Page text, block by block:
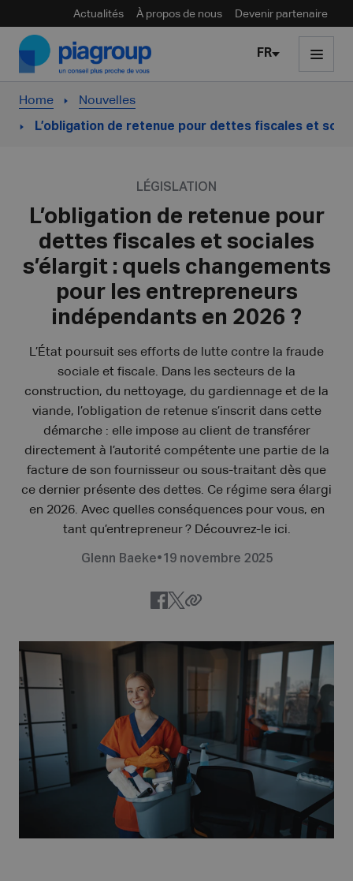
Actualités À propos de nous Devenir partenaire
Skip to content
FR
Home Nouvelles
L’obligation de retenue pour dettes fiscales et
LÉGISLATION
L’obligation de retenue pour
dettes fiscales et sociales
s’élargit : quels changements
pour les entrepreneurs
indépendants en 2026 ?
L’État poursuit ses efforts de lutte contre la fraude
sociale et fiscale. Dans les secteurs de la
construction, du nettoyage, du gardiennage et de la
viande, l’obligation de retenue s’inscrit dans cette
démarche : elle impose au client de transférer
directement à l’autorité compétente une partie de la
facture de son fournisseur ou sous-traitant dès que
ce dernier présente des dettes. Ce régime sera élargi
en 2026. Avec quelles conséquences pour vous, en
tant qu’entrepreneur ? Découvrez-le ici.
Glenn Baeke•19 novembre 2025